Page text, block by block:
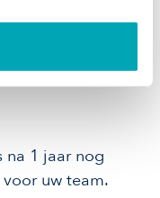
na 1 jaar nog
uw team.